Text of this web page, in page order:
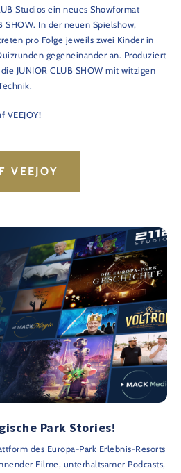
Studios ein neues Showformat
SHOW. In der neuen Spielshow,
pro Folge jeweils zwei Kinder in
gegeneinander an. Produziert
JUNIOR CLUB SHOW mit witzigen
VEEJOY!
VEEJOY
Park Stories!
des Europa-Park Erlebnis-Resorts
Filme, unterhaltsamer Podcasts,